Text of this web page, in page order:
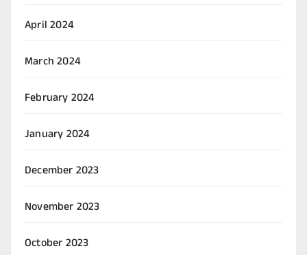
April 2024
March 2024
February 2024
January 2024
December 2023
November 2023
October 2023